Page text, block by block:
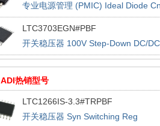
专业电源管理 (PMIC) Ideal Diode
w/ Reverse In Prot
LTC3703EGN#PBF
开关稳压器 100V Step-Down DC/DC
Controller
ADI热销型号
LTC1266IS-3.3#TRPBF
开关稳压器 Syn Switching Reg